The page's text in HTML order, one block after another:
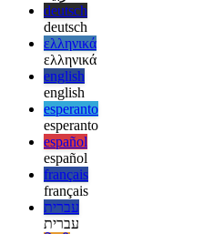
afrikaans
afrikaans
العربية
العربية
deutsch
deutsch
ελληνικά
ελληνικά
english
english
esperanto
esperanto
español
español